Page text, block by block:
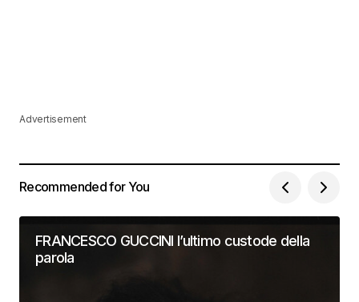
Advertisement
Recommended for You
FRANCESCO GUCCINI l’ultimo custode della
parola